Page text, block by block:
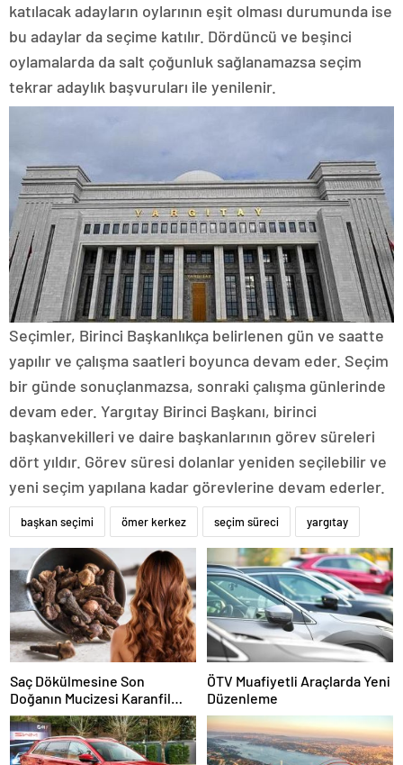
katılacak adayların oylarının eşit olması durumunda ise
bu adaylar da seçime katılır. Dördüncü ve beşinci
oylamalarda da salt çoğunluk sağlanamazsa seçim
tekrar adaylık başvuruları ile yenilenir.
Seçimler, Birinci Başkanlıkça belirlenen gün ve saatte
yapılır ve çalışma saatleri boyunca devam eder. Seçim
bir günde sonuçlanmazsa, sonraki çalışma günlerinde
devam eder. Yargıtay Birinci Başkanı, birinci
başkanvekilleri ve daire başkanlarının görev süreleri
dört yıldır. Görev süresi dolanlar yeniden seçilebilir ve
yeni seçim yapılana kadar görevlerine devam ederler.
başkan seçimi ömer kerkez seçim süreci yargıtay
Saç Dökülmesine Son
Doğanın Mucizesi Karanfil
Kürü
ÖTV Muafiyetli Araçlarda Yeni
Düzenleme